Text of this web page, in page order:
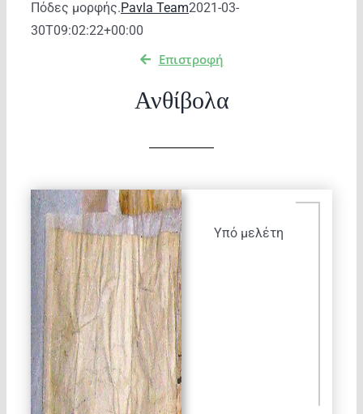
Πόδες μορφής.Pavla Team2021-03-
30T09:02:22+00:00
Επιστροφή
Ανθίβολα
Υπό μελέτη